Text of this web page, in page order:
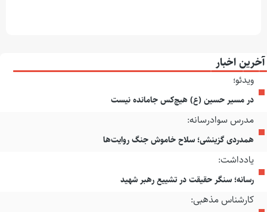
آخرین اخبار
ویدئو؛
در مسیر حسین (ع) هیچ‌کس جامانده نیست
مدرس سوادرسانه:
همدردی گزینشی؛ سلاح خاموش جنگ روایت‌ها
یادداشت:
رسانه؛ سنگر حقیقت در تشییع رهبر شهید
کارشناس مذهبی: